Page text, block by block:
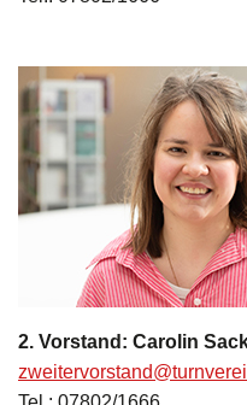
2. Vorstand: Carolin